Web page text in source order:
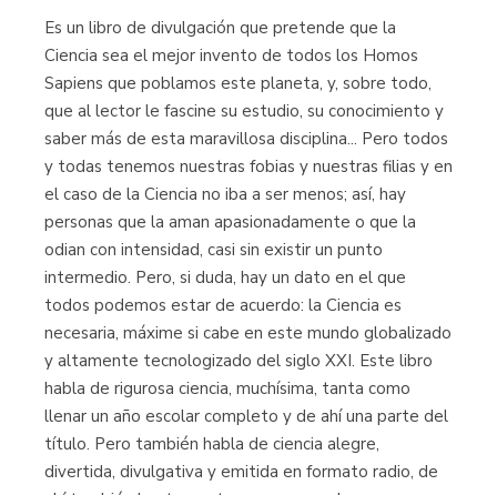
Es un libro de divulgación que pretende que la
Ciencia sea el mejor invento de todos los Homos
Sapiens que poblamos este planeta, y, sobre todo,
que al lector le fascine su estudio, su conocimiento y
saber más de esta maravillosa disciplina... Pero todos
y todas tenemos nuestras fobias y nuestras filias y en
el caso de la Ciencia no iba a ser menos; así, hay
personas que la aman apasionadamente o que la
odian con intensidad, casi sin existir un punto
intermedio. Pero, si duda, hay un dato en el que
todos podemos estar de acuerdo: la Ciencia es
necesaria, máxime si cabe en este mundo globalizado
y altamente tecnologizado del siglo XXI. Este libro
habla de rigurosa ciencia, muchísima, tanta como
llenar un año escolar completo y de ahí una parte del
título. Pero también habla de ciencia alegre,
divertida, divulgativa y emitida en formato radio, de